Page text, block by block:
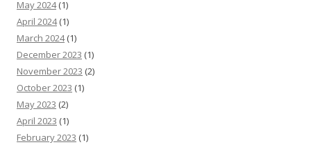
May 2024(1)
April 2024(1)
March 2024(1)
December 2023 (1)
November 2023 (2)
October 2023 (1)
May 2023 (2)
April 2023 (1)
February 2023 (1)